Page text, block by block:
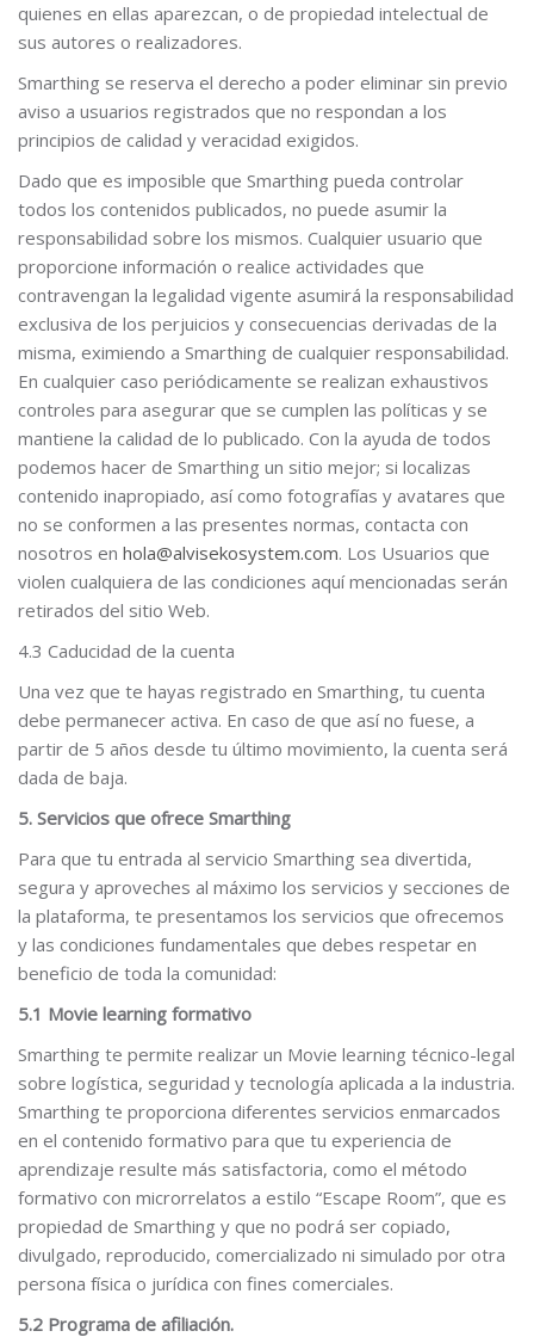
quienes en ellas aparezcan, o de propiedad intelectual de
sus autores o realizadores.
Smarthing se reserva el derecho a poder eliminar sin previo
aviso a usuarios registrados que no respondan a los
principios de calidad y veracidad exigidos.
Dado que es imposible que Smarthing pueda controlar
todos los contenidos publicados, no puede asumir la
responsabilidad sobre los mismos. Cualquier usuario que
proporcione información o realice actividades que
contravengan la legalidad vigente asumirá la responsabilidad
exclusiva de los perjuicios y consecuencias derivadas de la
misma, eximiendo a Smarthing de cualquier responsabilidad.
En cualquier caso periódicamente se realizan exhaustivos
controles para asegurar que se cumplen las políticas y se
mantiene la calidad de lo publicado. Con la ayuda de todos
podemos hacer de Smarthing un sitio mejor; si localizas
contenido inapropiado, así como fotografías y avatares que
no se conformen a las presentes normas, contacta con
nosotros en hola@alvisekosystem.com. Los Usuarios que
violen cualquiera de las condiciones aquí mencionadas serán
retirados del sitio Web.
4.3 Caducidad de la cuenta
Una vez que te hayas registrado en Smarthing, tu cuenta
debe permanecer activa. En caso de que así no fuese, a
partir de 5 años desde tu último movimiento, la cuenta será
dada de baja.
5. Servicios que ofrece Smarthing
Para que tu entrada al servicio Smarthing sea divertida,
segura y aproveches al máximo los servicios y secciones de
la plataforma, te presentamos los servicios que ofrecemos
y las condiciones fundamentales que debes respetar en
beneficio de toda la comunidad:
5.1 Movie learning formativo
Smarthing te permite realizar un Movie learning técnico-legal
sobre logística, seguridad y tecnología aplicada a la industria.
Smarthing te proporciona diferentes servicios enmarcados
en el contenido formativo para que tu experiencia de
aprendizaje resulte más satisfactoria, como el método
formativo con microrrelatos a estilo “Escape Room”, que es
propiedad de Smarthing y que no podrá ser copiado,
divulgado, reproducido, comercializado ni simulado por otra
persona física o jurídica con fines comerciales.
5.2 Programa de afiliación.